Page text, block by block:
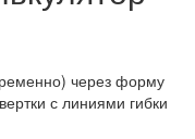
через форму
с линиями гибки